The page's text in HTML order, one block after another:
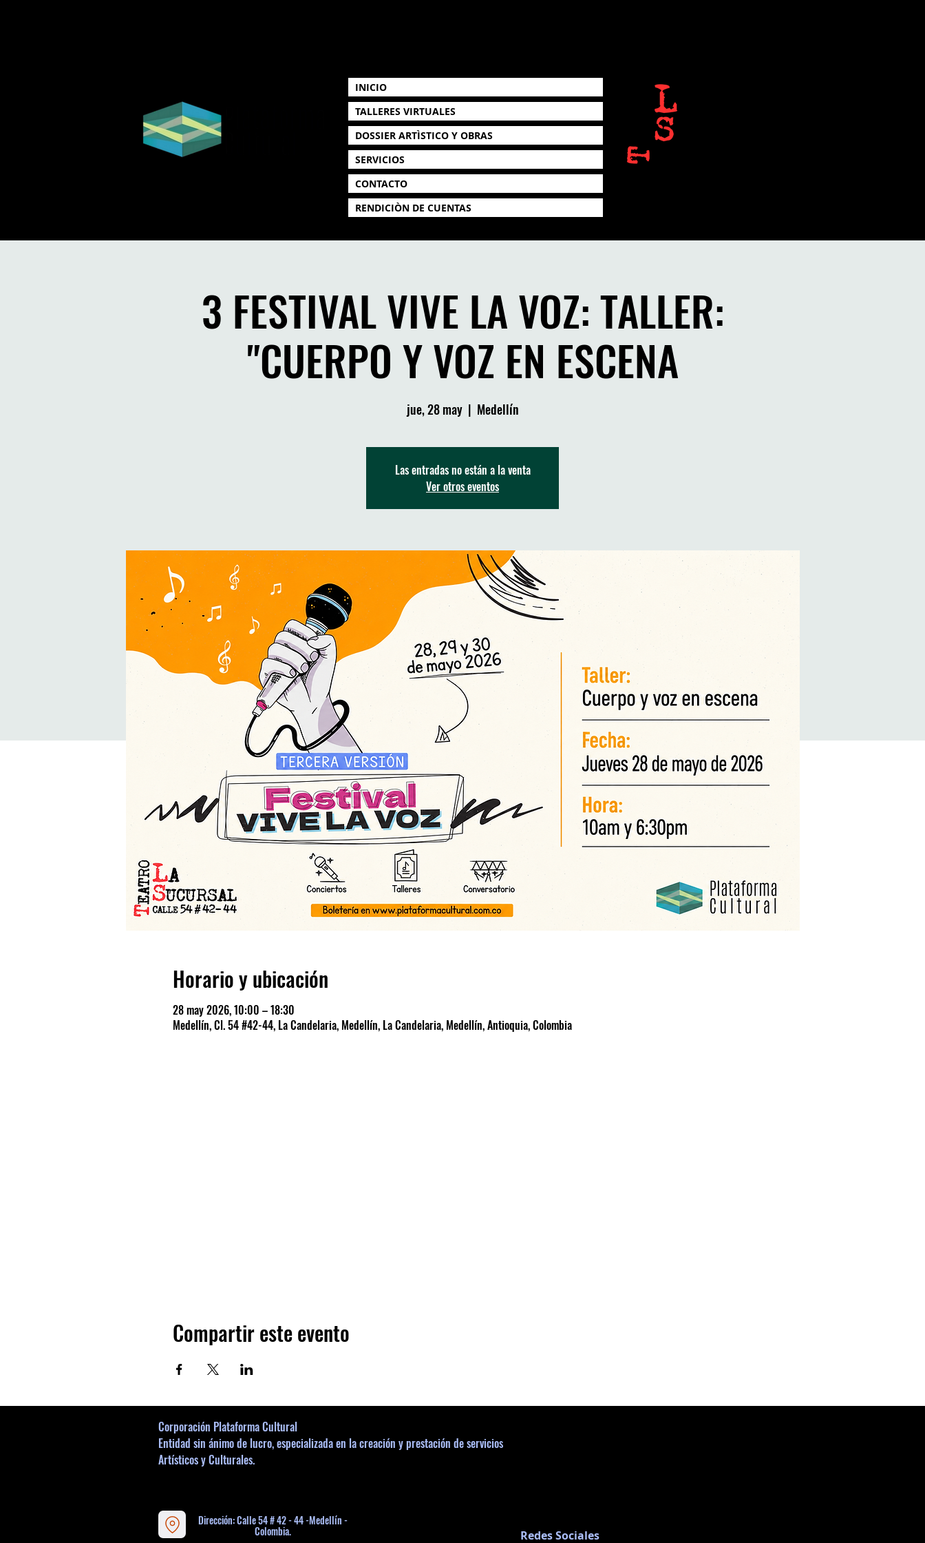
INICIO
TALLERES VIRTUALES
DOSSIER ARTÌSTICO Y OBRAS
SERVICIOS
CONTACTO
RENDICIÒN DE CUENTAS
3 FESTIVAL VIVE LA VOZ: TALLER:
"CUERPO Y VOZ EN ESCENA
jue, 28 may
  |
Medellín
Las entradas no están a la venta
Ver otros eventos
Horario y ubicación
28 may 2026, 10:00 – 18:30
Medellín, Cl. 54 #42-44, La Candelaria, Medellín, La Candelaria, Medellín, Antioquia, Colombia
Compartir este evento
Corporación Plataforma Cultural
Entidad sin ánimo de lucro, especializada en la creación y prestación de servicios
Artísticos y Culturales.
Dirección: Calle 54 # 42 - 44 -Medellín -
Colombia. Redes Sociales